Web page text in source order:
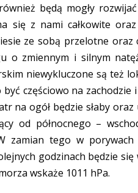
będą mogły
się z nami całkowite
ze sobą przelotne oraz
o zmiennym i silnym
niewykluczone są też
częściowo na
na ogół będzie słaby
od północnego –
zamian tego w
godzinach będzie
wskaże 1011 hPa.